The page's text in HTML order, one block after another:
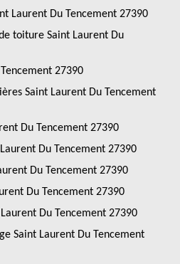
Laurent Du Tencement 27390
toiture Saint Laurent Du
27390
Saint Laurent Du Tencement
Du Tencement 27390
Du Tencement 27390
Du Tencement 27390
Du Tencement 27390
Du Tencement 27390
Saint Laurent Du Tencement